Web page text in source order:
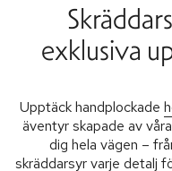
exklusiva
Upptäck handplockade
äventyr skapade av
dig hela vägen –
skräddarsyr varje detalj